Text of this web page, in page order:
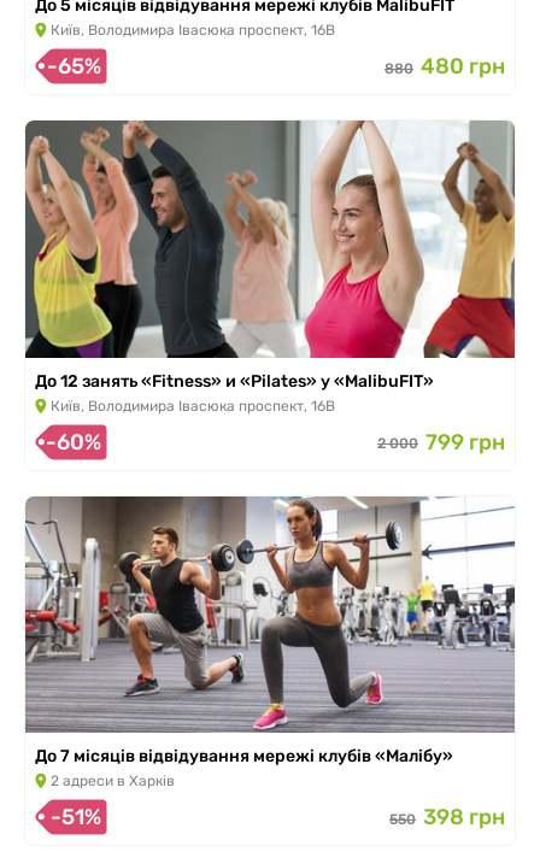
До 5 місяців відвідування мережі клубів MalibuFIT
Київ, Володимира Івасюка проспект, 16В
-65% 880 480 грн
До 12 занять «Fitness» и «Pilates» у «MalibuFIT»
Київ, Володимира Івасюка проспект, 16В
-60% 2 000 799 грн
До 7 місяців відвідування мережі клубів «Малібу»
2 адреси в Харків
-51% 550 398 грн